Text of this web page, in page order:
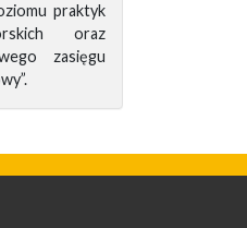
praktyk
oraz
zasięgu